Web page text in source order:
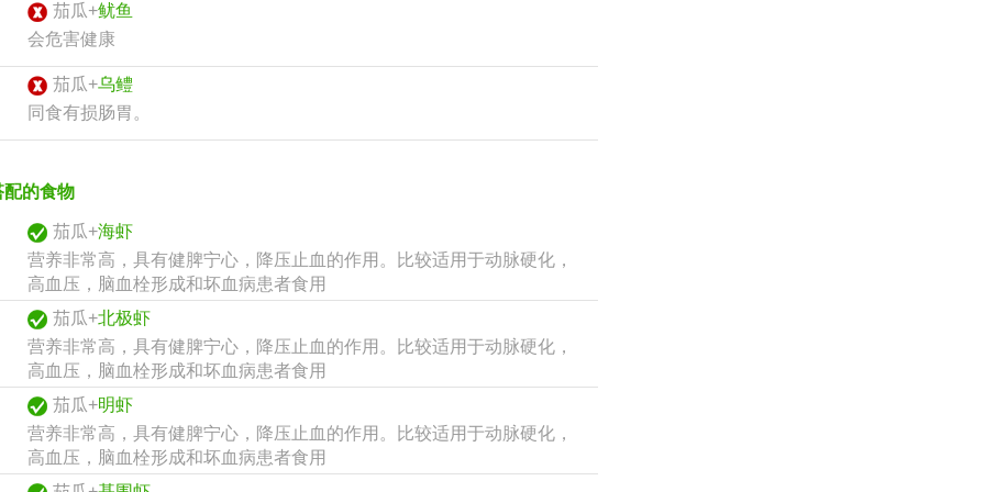
茄瓜+鱿鱼
会危害健康
茄瓜+乌鳢
同食有损肠胃。
配的食物
茄瓜+海虾
营养非常高，具有健脾宁心，降压止血的作用。比较适用于动脉硬化，
高血压，脑血栓形成和坏血病患者食用
茄瓜+北极虾
营养非常高，具有健脾宁心，降压止血的作用。比较适用于动脉硬化，
高血压，脑血栓形成和坏血病患者食用
茄瓜+明虾
营养非常高，具有健脾宁心，降压止血的作用。比较适用于动脉硬化，
高血压，脑血栓形成和坏血病患者食用